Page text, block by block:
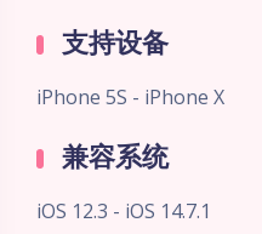
支持设备
iPhone 5S - iPhone X
兼容系统
iOS 12.3 - iOS 14.7.1